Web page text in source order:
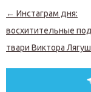
Навигация по
← Инстаграм дня:
восхитительные
твари Виктора